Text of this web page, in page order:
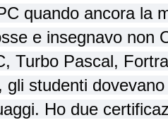
quando ancora la
e insegnavo non
Turbo Pascal,
studenti
Ho due